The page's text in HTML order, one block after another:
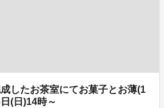
したお茶室にてお菓子とお薄(1
(日)14時～